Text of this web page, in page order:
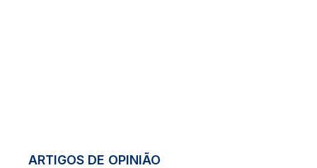
ARTIGOS DE OPINIÃO